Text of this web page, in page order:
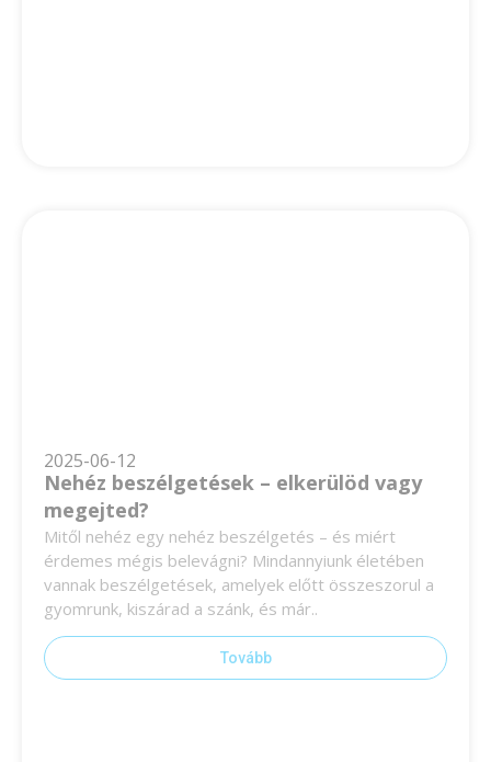
2025-06-12
Nehéz beszélgetések – elkerülöd vagy
megejted?
Mitől nehéz egy nehéz beszélgetés – és miért
érdemes mégis belevágni? Mindannyiunk életében
vannak beszélgetések, amelyek előtt összeszorul a
gyomrunk, kiszárad a szánk, és már..
Tovább